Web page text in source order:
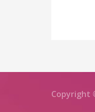
Copyright